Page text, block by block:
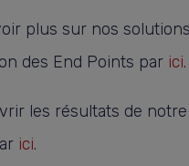
plus sur nos
des End Points par ici.
les résultats de
ici.